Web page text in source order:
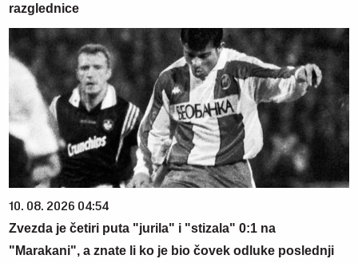
razglednice
10. 08. 2026 04:54
Zvezda je četiri puta "jurila" i "stizala" 0:1 na
"Marakani", a znate li ko je bio čovek odluke poslednji